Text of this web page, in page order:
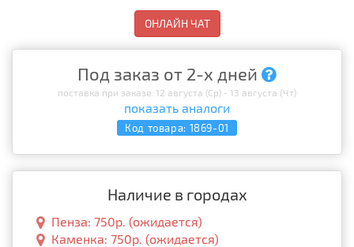
ОНЛАЙН ЧАТ
Под заказ от 2-х дней
поставка при заказе: 12 августа (Ср) - 13 августа (Чт)
показать аналоги
Код товара: 1869-01
Наличие в городах
Пенза: 750р. (ожидается)
Каменка: 750р. (ожидается)